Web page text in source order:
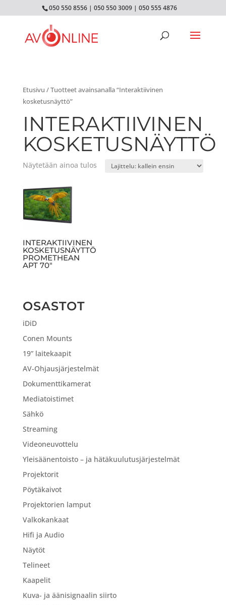
050 550 8556 |050 550 3009 |050 555 4876
Etusivu / Tuotteet avainsanalla “Interaktiivinen
kosketusnäyttö”
INTERAKTIIVINEN
KOSKETUSNÄYTTÖ
Näytetään ainoa tulos
INTERAKTIIVINEN
KOSKETUSNÄYTTÖ
PROMETHEAN
APT 70″
OSASTOT
iDiD
Conen Mounts
19” laitekaapit
AV-Ohjausjärjestelmät
Dokumenttikamerat
Mediatoistimet
Sähkö
Streaming
Videoneuvottelu
Yleisäänentoisto – ja hätäkuulutusjärjestelmät
Projektorit
Pöytäkaivot
Projektorien lamput
Valkokankaat
Hifi ja Audio
Näytöt
Telineet
Kaapelit
Kuva- ja äänisignaalin siirto